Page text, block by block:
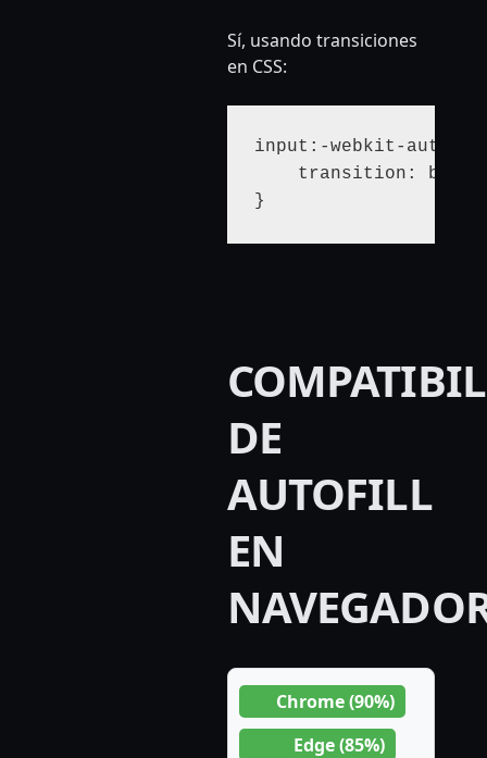
Sí, usando transiciones
en CSS:
input:-webkit-
transition:
DE
AUTOFILL
EN
Chrome (90%)
Edge (85%)